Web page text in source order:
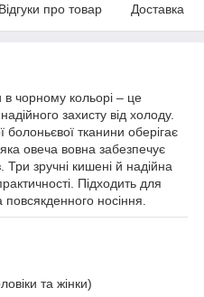
Відгуки про товар Доставка
в чорному кольорі – це
захисту від холоду.
тканини оберігає
овеча вовна забезпечує
зручні кишені й надійна
Підходить для
носіння.
та жінки)